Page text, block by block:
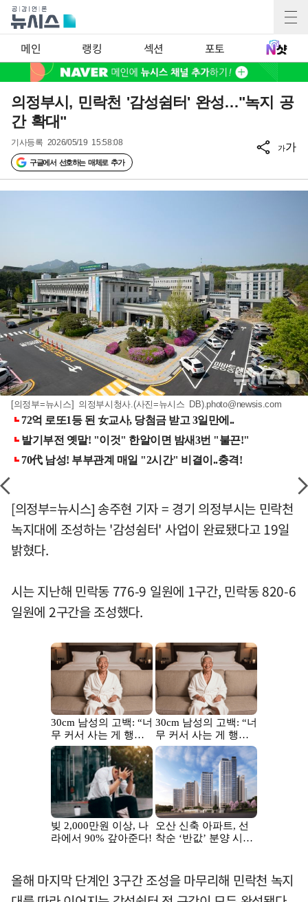
메인 랭킹 섹션 포토
의정부시, 민락천 '감성쉼터' 완성…"녹지 공
간 확대"
기사등록 2026/05/19 15:58:08
구글에서 선호하는 매체로 추가
가가
[의정부=뉴시스] 의정부시청사.(사진=뉴시스 DB).photo@newsis.com
[의정부=뉴시스] 송주현 기자 = 경기 의정부시는 민락천
녹지대에 조성하는 '감성쉼터' 사업이 완료됐다고 19일
밝혔다.
시는 지난해 민락동 776-9 일원에 1구간, 민락동 820-6
일원에 2구간을 조성했다.
올해 마지막 단계인 3구간 조성을 마무리해 민락천 녹지